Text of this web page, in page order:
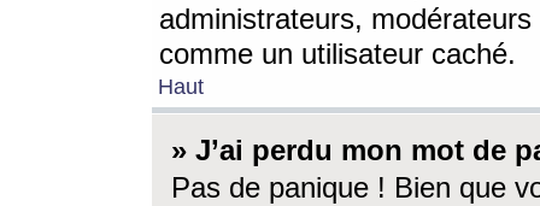
administrateurs,
comme un utilisateur caché.
Haut
» J’ai perdu mon mot de
Pas de panique ! Bien que